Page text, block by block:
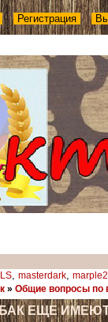
Регистрация
, masterdark,
» Общие вопросы по
ЕЩЕ